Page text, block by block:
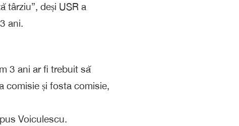
târziu”, deși USR a
ani.
3 ani ar fi trebuit să
comisie și fosta comisie,
Voiculescu.